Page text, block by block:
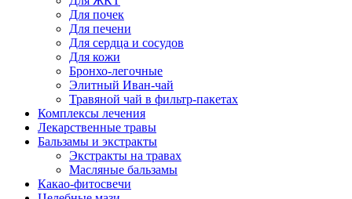
Для почек
Для печени
Для сердца и сосудов
Для кожи
Бронхо-легочные
Элитный Иван-чай
Травяной чай в фильтр-пакетах
Комплексы лечения
Лекарственные травы
Бальзамы и экстракты
Экстракты на травах
Масляные бальзамы
Какао-фитосвечи